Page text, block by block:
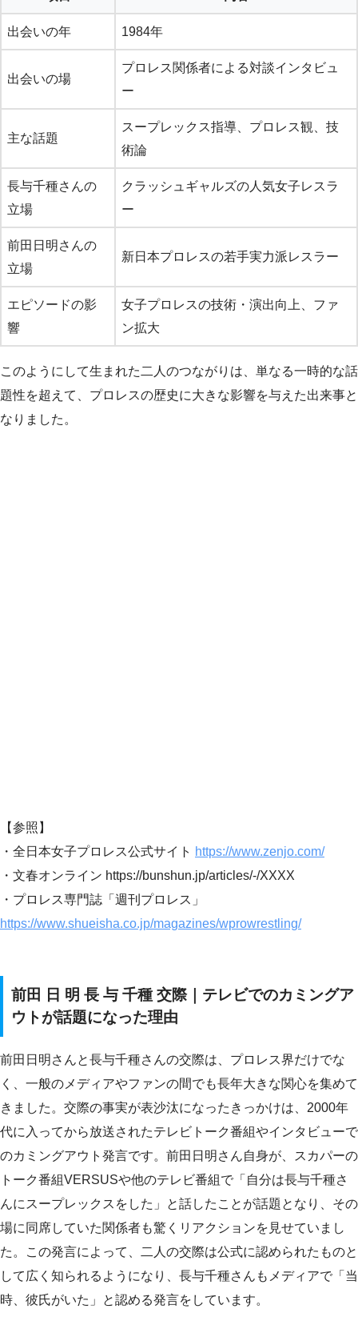
出会いの年 1984年
出会いの場
プロレス関係者による対談インタビュ
ー
主な話題
スープレックス指導、プロレス観、技
術論
長与千種さんの
立場
クラッシュギャルズの人気女子レスラ
ー
前田日明さんの
立場
新日本プロレスの若手実力派レスラー
エピソードの影
響
女子プロレスの技術・演出向上、ファ
ン拡大
このようにして生まれた二人のつながりは、単なる一時的な話
題性を超えて、プロレスの歴史に大きな影響を与えた出来事と
なりました。
【参照】
・全日本女子プロレス公式サイト https://www.zenjo.com/
・文春オンライン https://bunshun.jp/articles/-/XXXX
・プロレス専門誌「週刊プロレス」
https://www.shueisha.co.jp/magazines/wprowrestling/
前田 日 明 長 与 千種 交際｜テレビでのカミングア
ウトが話題になった理由
前田日明さんと長与千種さんの交際は、プロレス界だけでな
く、一般のメディアやファンの間でも長年大きな関心を集めて
きました。交際の事実が表沙汰になったきっかけは、2000年
代に入ってから放送されたテレビトーク番組やインタビューで
のカミングアウト発言です。前田日明さん自身が、スカパーの
トーク番組VERSUSや他のテレビ番組で「自分は長与千種さ
んにスープレックスをした」と話したことが話題となり、その
場に同席していた関係者も驚くリアクションを見せていまし
た。この発言によって、二人の交際は公式に認められたものと
して広く知られるようになり、長与千種さんもメディアで「当
時、彼氏がいた」と認める発言をしています。